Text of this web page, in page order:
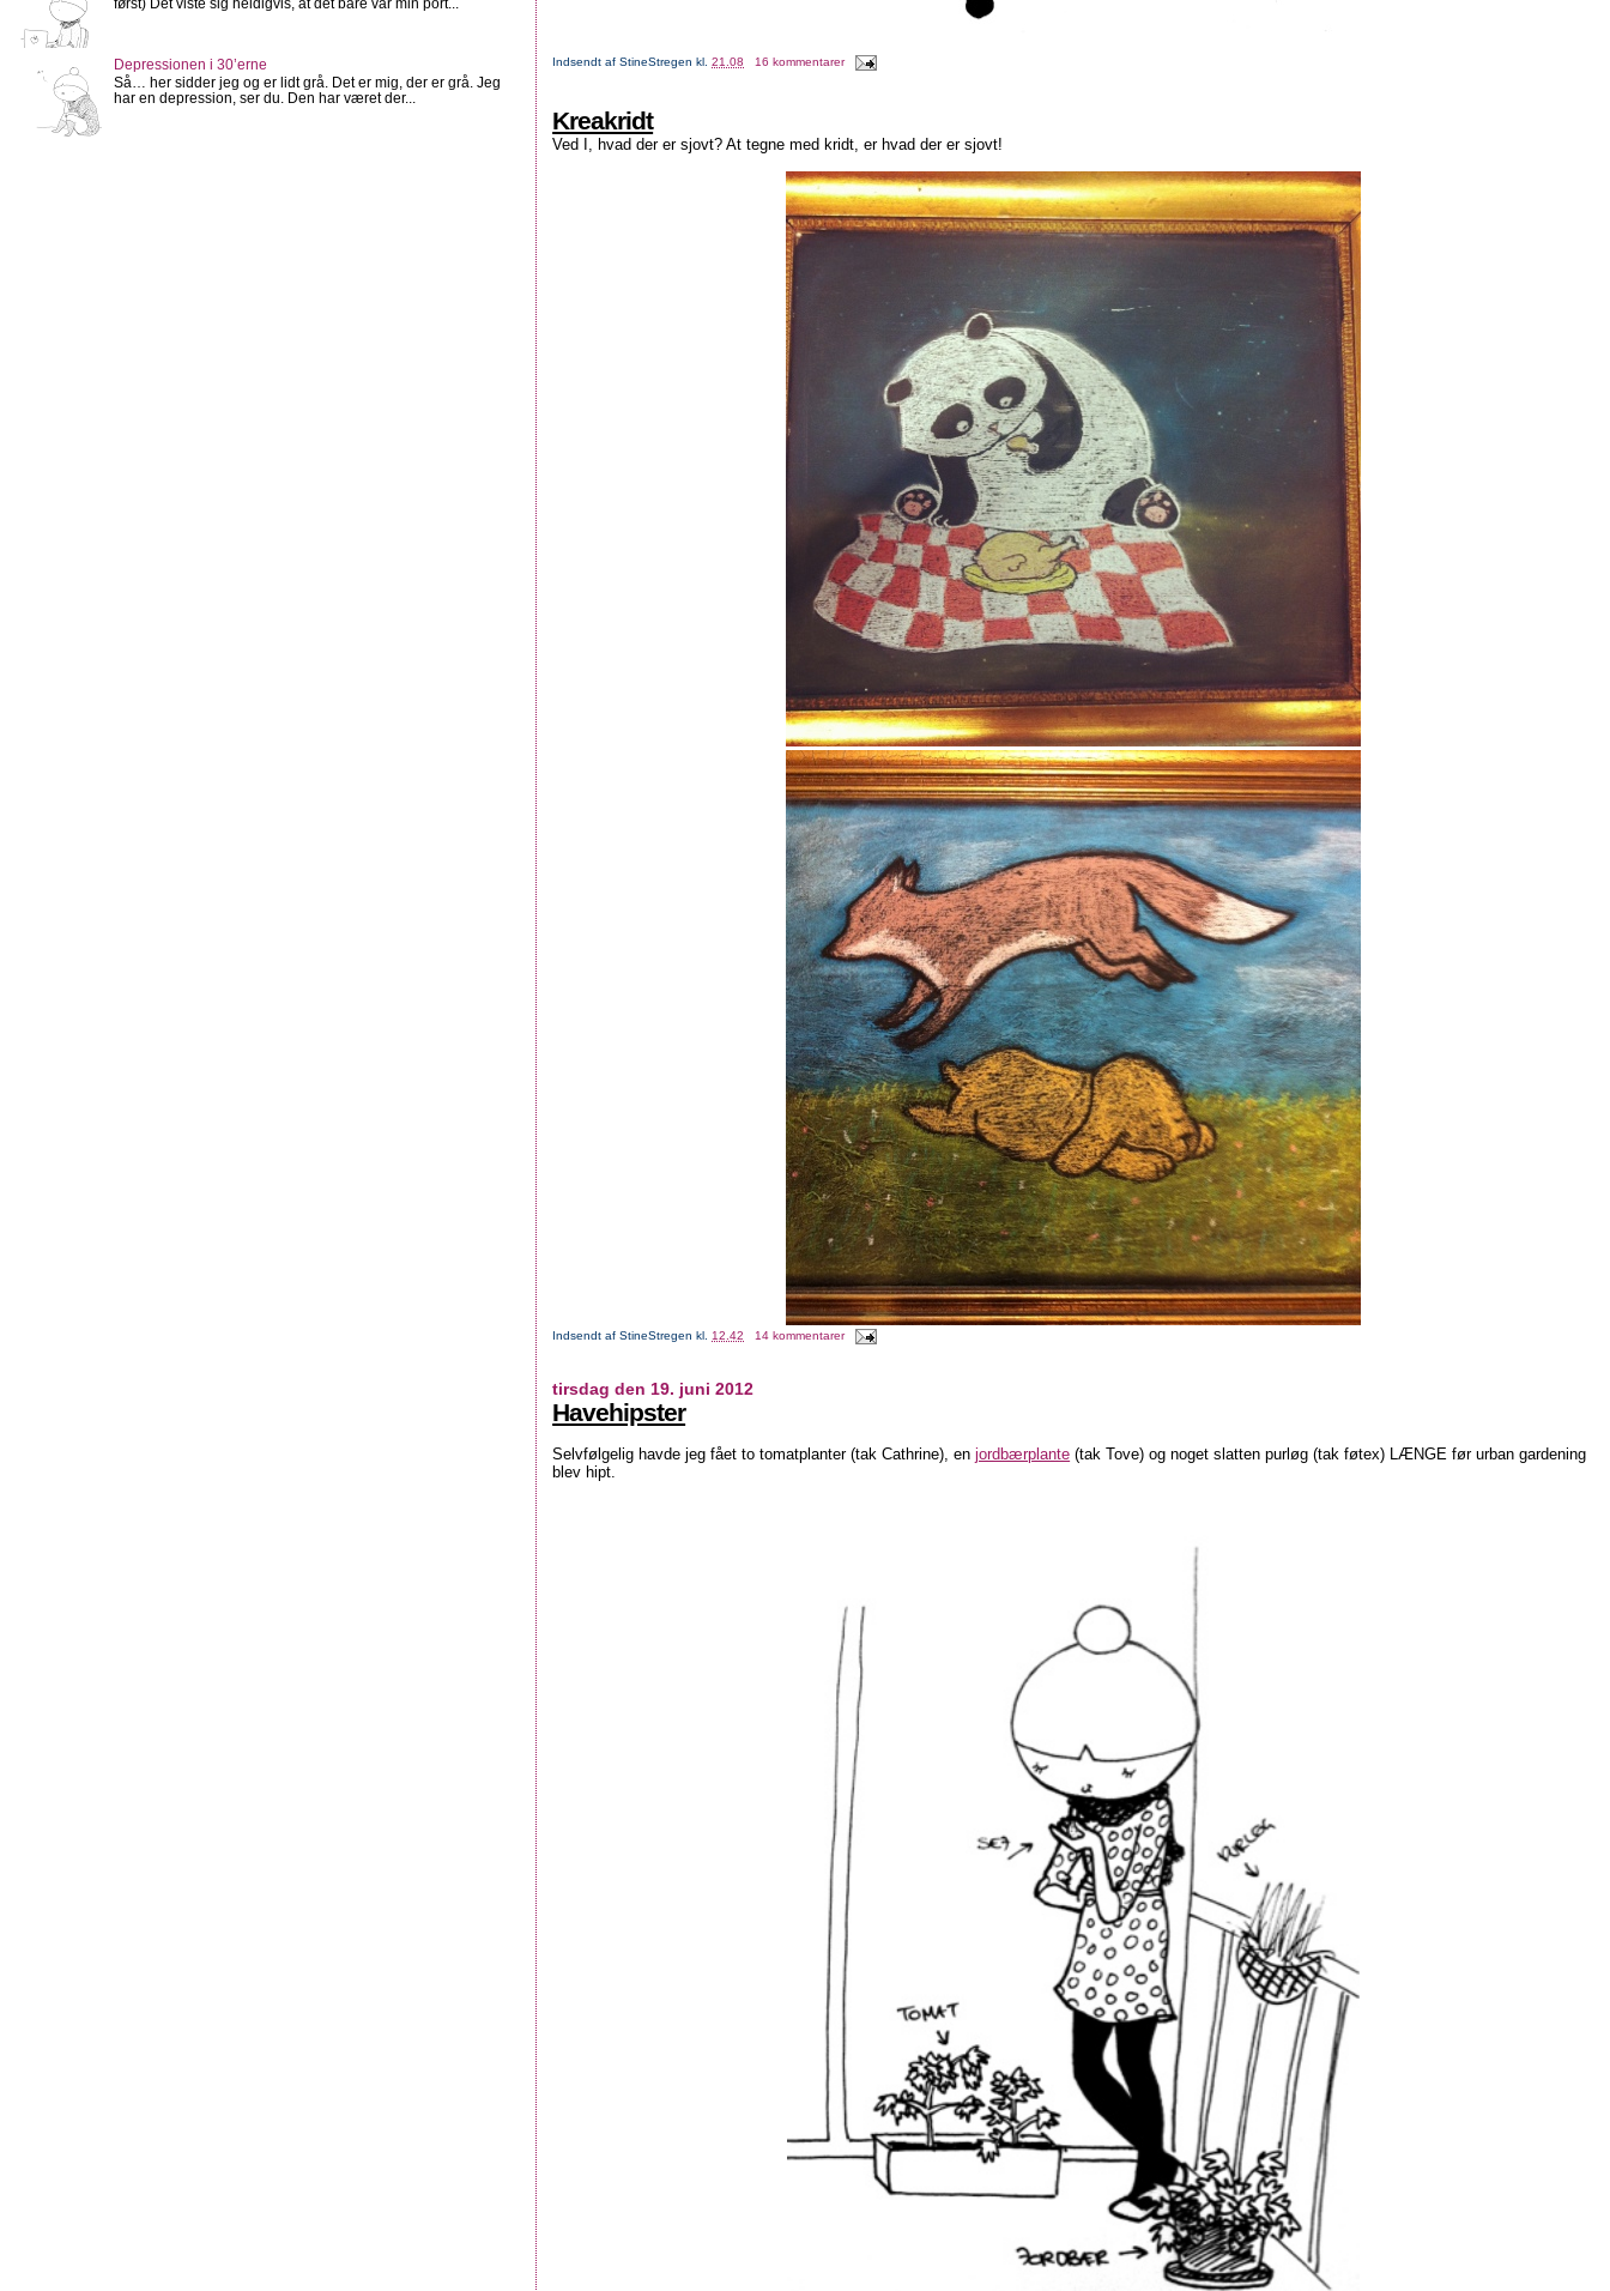
Indsendt afStineStregen kl.21.08 16 kommentarer
Kreakridt
Ved I, hvad der er sjovt? At tegne med kridt, er hvad der er sjovt!
Indsendt afStineStregen kl.12.42 14 kommentarer
tirsdag den 19. juni 2012
Havehipster
Selvfølgelig havde jeg fået to tomatplanter (tak Cathrine), enjordbærplante (tak Tove) og noget slatten purløg (tak føtex) LÆNGE før urban gardening
blev hipt.
først) Det viste sig heldigvis, at det bare var min port...
Depressionen i 30’erne
Så… her sidder jeg og er lidt grå. Det er mig, der er grå. Jeg
har en depression, ser du. Den har været der...